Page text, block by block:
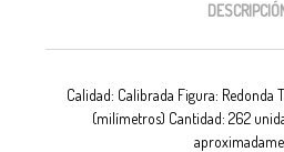
Calidad: Calibrada Figura: Redonda
(milímetros) Cantidad: 262